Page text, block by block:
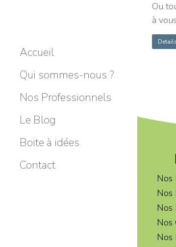
Accueil
Qui sommes-nous ?
Nos Professionnels
Le Blog
Boite à idées
Contact
Ou
à
Nos
Nos
Nos
Nos
Nos